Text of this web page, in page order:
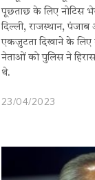
पूछताछ के लिए नोटिस
दिल्ली, राजस्थान,
एकजुटता दिखाने के
नेताओं को पुलिस ने
थे.
23/04/2023